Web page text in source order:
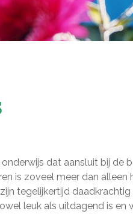
dat aansluit bij de
is zoveel meer dan
tegelijkertijd daadkrachtig
leuk als uitdagend is en